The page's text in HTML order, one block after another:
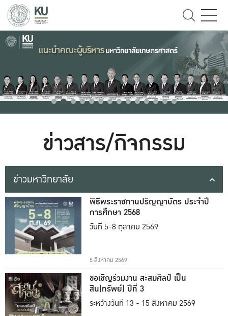
ข่าวสาร/กิจกรรม
ข่าวมหาวิทยาลัย
พิธีพระราชทานปริญญาบัตร ประจำปี
การศึกษา 2568
วันที่ 5-8 ตุลาคม 2569
5 สิงหาคม 2569
ขอเชิญร่วมงาน สะสมศิลป์ เป็น
สิน(ทรัพย์) ปีที่ 3
ระหว่างวันที่ 13 - 15 สิงหาคม 2569